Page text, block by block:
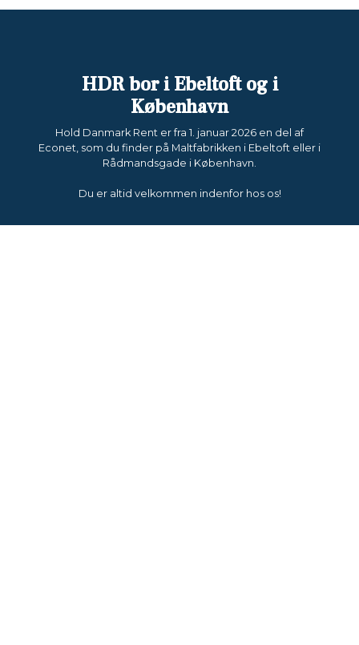
HDR bor i Ebeltoft og i
København
Hold Danmark Rent er fra 1. januar 2026 en del af
Econet, som du finder på Maltfabrikken i Ebeltoft eller i
Rådmandsgade i København.
Du er altid velkommen indenfor hos os!